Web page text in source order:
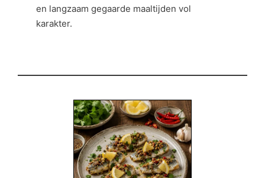
en langzaam gegaarde maaltijden vol
karakter.